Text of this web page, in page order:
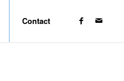
Contact